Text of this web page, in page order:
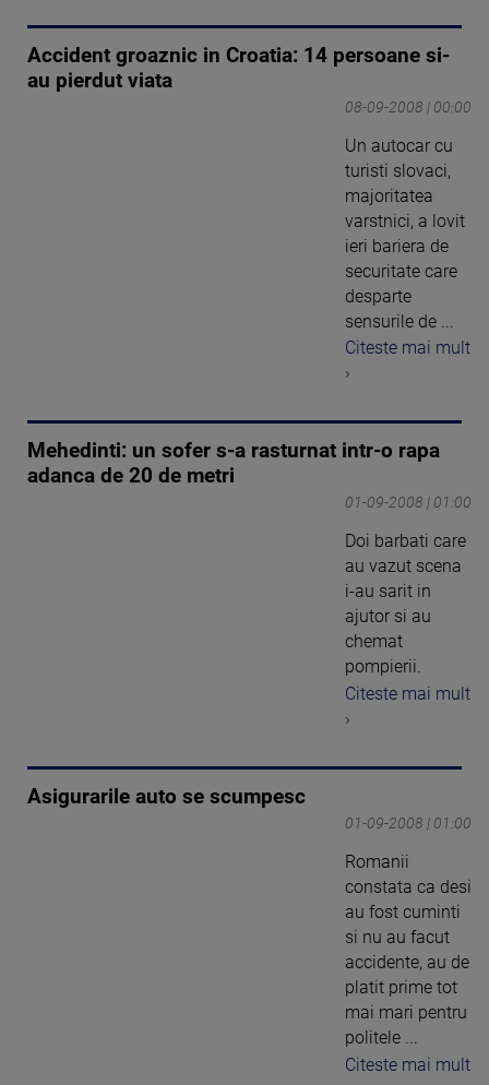
Accident groaznic in Croatia: 14 persoane si-
au pierdut viata
08-09-2008 | 00:00
Un autocar cu
turisti slovaci,
majoritatea
varstnici, a lovit
ieri bariera de
securitate care
desparte
sensurile de ...
Citeste mai mult
›
Mehedinti: un sofer s-a rasturnat intr-o rapa
adanca de 20 de metri
01-09-2008 | 01:00
Doi barbati care
au vazut scena
i-au sarit in
ajutor si au
chemat
pompierii.
Citeste mai mult
›
Asigurarile auto se scumpesc
01-09-2008 | 01:00
Romanii
constata ca desi
au fost cuminti
si nu au facut
accidente, au de
platit prime tot
mai mari pentru
politele ...
Citeste mai mult